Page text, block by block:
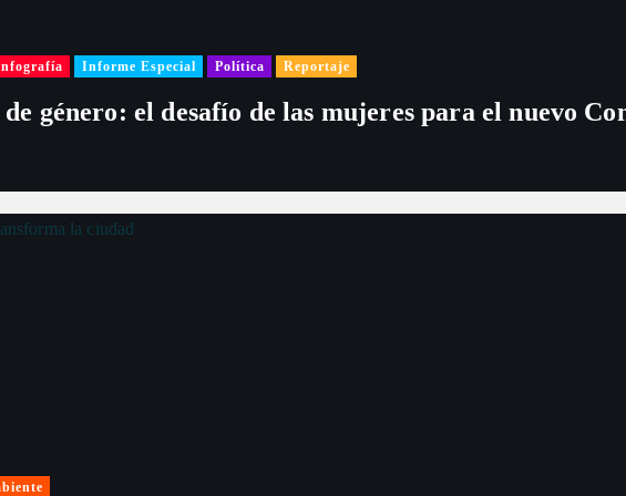
Informe Especial Política Reportaje
género: el desafío de las mujeres para el nuevo